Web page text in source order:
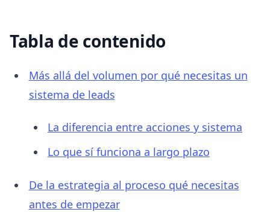
Tabla de contenido
Más allá del volumen por qué necesitas un
sistema de leads
La diferencia entre acciones y sistema
Lo que sí funciona a largo plazo
De la estrategia al proceso qué necesitas
antes de empezar